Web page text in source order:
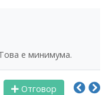
е минимума.
Отговор